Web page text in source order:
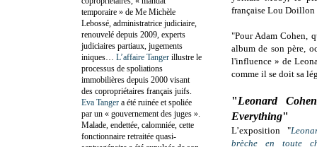
française Lou
"Pour Adam Cohen,
album de son père,
l'influence » de
comme il se doit sa
"Leonard
Everything"
L’exposition "
brèche en toute
temporaire » de Me Michèle
Lebossé, administratrice judiciaire,
renouvelé depuis 2009, experts
judiciaires partiaux, jugements
iniques… L’affaire Tanger illustre le
processus de spoliations
immobilières depuis 2000 visant
des copropriétaires français juifs.
Eva Tanger a été ruinée et spoliée
par un « gouvernement des juges ».
Malade, endettée, calomniée, cette
fonctionnaire retraitée quasi-